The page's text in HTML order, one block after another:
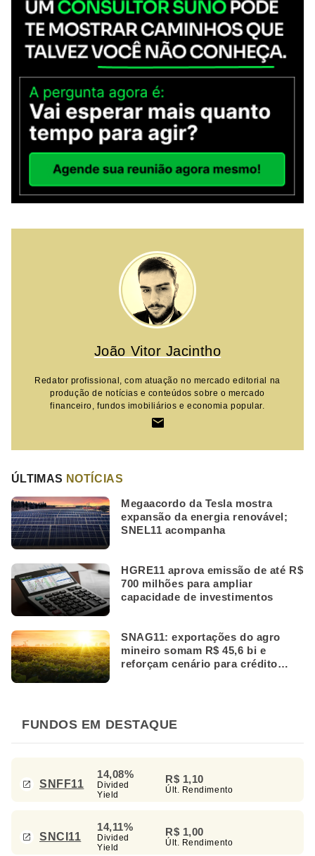
João Vitor Jacintho
Redator profissional, com atuação no mercado editorial na
produção de notícias e conteúdos sobre o mercado
financeiro, fundos imobiliários e economia popular.
ÚLTIMAS NOTÍCIAS
Megaacordo da Tesla mostra
expansão da energia renovável;
SNEL11 acompanha
HGRE11 aprova emissão de até R$
700 milhões para ampliar
capacidade de investimentos
SNAG11: exportações do agro
mineiro somam R$ 45,6 bi e
reforçam cenário para crédito
FUNDOS EM DESTAQUE
SNFF11
14,08%
Divided
Yield
R$ 1,10
Últ. Rendimento
SNCI11
14,11%
Divided
Yield
R$ 1,00
Últ. Rendimento